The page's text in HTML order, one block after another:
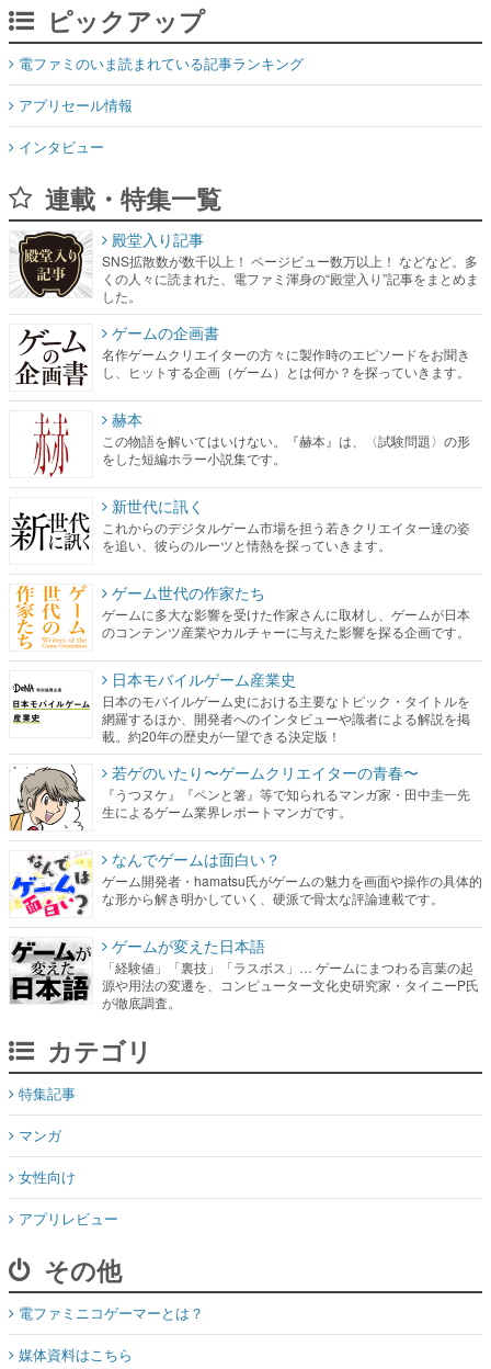
ピックアップ
電ファミのいま読まれている記事ランキング
アプリセール情報
インタビュー
連載・特集一覧
殿堂入り記事
SNS拡散数が数千以上！ ページビュー数万以上！ などなど。多
くの人々に読まれた、電ファミ渾身の“殿堂入り”記事をまとめま
した。
ゲームの企画書
名作ゲームクリエイターの方々に製作時のエピソードをお聞き
し、ヒットする企画（ゲーム）とは何か？を探っていきます。
赫本
この物語を解いてはいけない。『赫本』は、〈試験問題〉の形
をした短編ホラー小説集です。
新世代に訊く
これからのデジタルゲーム市場を担う若きクリエイター達の姿
を追い、彼らのルーツと情熱を探っていきます。
ゲーム世代の作家たち
ゲームに多大な影響を受けた作家さんに取材し、ゲームが日本
のコンテンツ産業やカルチャーに与えた影響を探る企画です。
日本モバイルゲーム産業史
日本のモバイルゲーム史における主要なトピック・タイトルを
網羅するほか、開発者へのインタビューや識者による解説を掲
載。約20年の歴史が一望できる決定版！
若ゲのいたり〜ゲームクリエイターの青春〜
『うつヌケ』『ペンと箸』等で知られるマンガ家・田中圭一先
生によるゲーム業界レポートマンガです。
なんでゲームは面白い？
ゲーム開発者・hamatsu氏がゲームの魅力を画面や操作の具体的
な形から解き明かしていく、硬派で骨太な評論連載です。
ゲームが変えた日本語
「経験値」「裏技」「ラスボス」… ゲームにまつわる言葉の起
源や用法の変遷を、コンピューター文化史研究家・タイニーP氏
が徹底調査。
カテゴリ
特集記事
マンガ
女性向け
アプリレビュー
その他
電ファミニコゲーマーとは？
媒体資料はこちら